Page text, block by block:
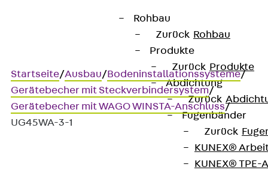
Rohbau
Zurück Rohbau
Produkte
Zurück Produkte
Abdichtung
Zurück
Fugenbänder
Zurück
KUNEX®
KUNEX®
Startseite/Ausbau/Bodeninstallationssysteme/
Gerätebecher mit Steckverbindersystem/
Gerätebecher mit WAGO WINSTA-Anschluss/
UG45WA-3-1